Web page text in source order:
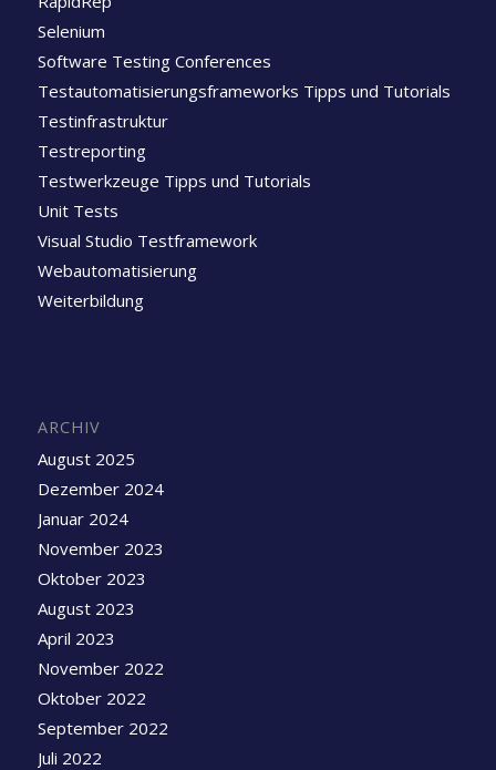
Selenium
Software Testing Conferences
Testautomatisierungsframeworks Tipps und Tutorials
Testinfrastruktur
Testreporting
Testwerkzeuge Tipps und Tutorials
Unit Tests
Visual Studio Testframework
Webautomatisierung
Weiterbildung
ARCHIV
August 2025
Dezember 2024
Januar 2024
November 2023
Oktober 2023
August 2023
April 2023
November 2022
Oktober 2022
September 2022
Juli 2022